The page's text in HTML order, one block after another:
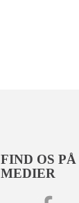
FIND OS
MEDIER